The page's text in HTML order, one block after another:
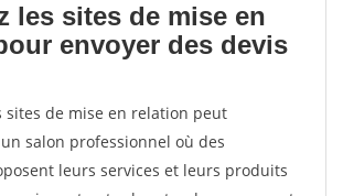
les sites de mise en
envoyer des devis
sites de mise en relation peut
salon professionnel où des
leurs services et leurs produits